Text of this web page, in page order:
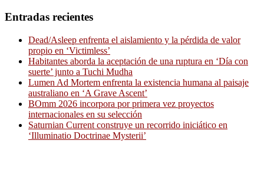
Entradas recientes
Dead/Asleep enfrenta el aislamiento y la pérdida de valor
propio en ‘Victimless’
Habitantes aborda la aceptación de una ruptura en ‘Día con
suerte’ junto a Tuchi Mudha
Lumen Ad Mortem enfrenta la existencia humana al paisaje
australiano en ‘A Grave Ascent’
BOmm 2026 incorpora por primera vez proyectos
internacionales en su selección
Saturnian Current construye un recorrido iniciático en
‘Illuminatio Doctrinae Mysterii’